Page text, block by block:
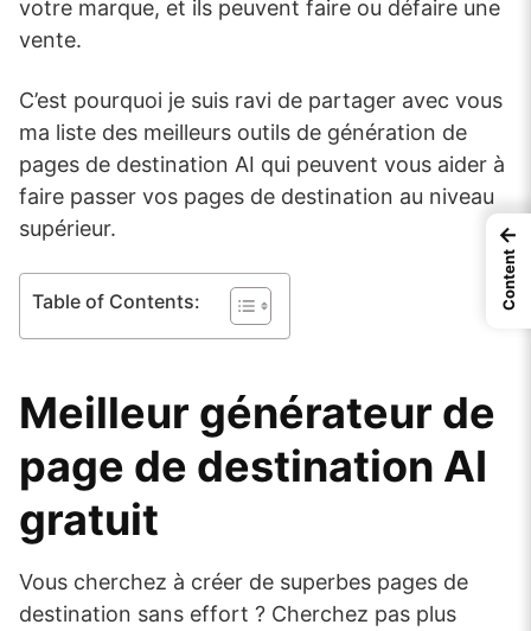
votre marque, et ils peuvent faire ou défaire une
vente.
C’est pourquoi je suis ravi de partager avec vous
ma liste des meilleurs outils de génération de
pages de destination AI qui peuvent vous aider à
faire passer vos pages de destination au niveau
supérieur.
Table of Contents:
Meilleur générateur de
page de destination AI
gratuit
Vous cherchez à créer de superbes pages de
destination sans effort ? Cherchez pas plus
←
Content